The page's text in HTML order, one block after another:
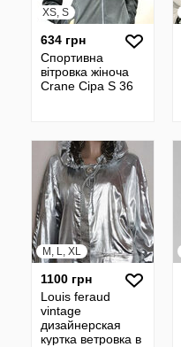
XS, S
634 грн
Спортивна
вітровка жіноча
Crane Сіра S 36
M, L, XL
1100 грн
Louis feraud
vintage
дизайнерская
куртка ветровка в